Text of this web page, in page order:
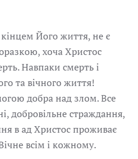
Його життя, не є
хоча Христос
Навпаки смерть і
та вічного життя!
добра над злом. Все
добровільне страждання,
в ад Христос проживає
всім і кожному.